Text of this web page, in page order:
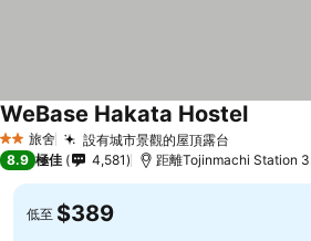
2 星級旅舍 設有城市景觀的屋頂露台
WeBase Hakata Hostel
8.9 極佳 4,581 距離Tojinmachi Station
低至 $389